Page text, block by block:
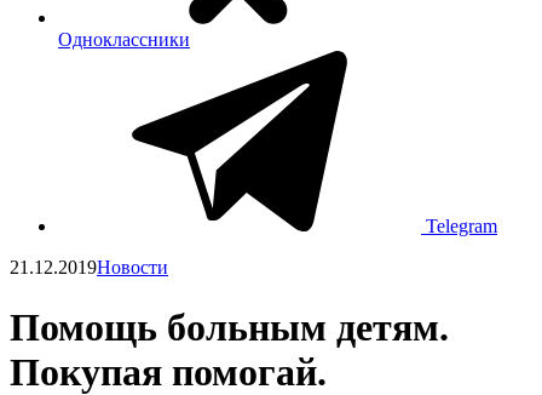
Одноклассники
Telegram
21.12.2019Новости
Помощь больным детям.
Покупая помогай.